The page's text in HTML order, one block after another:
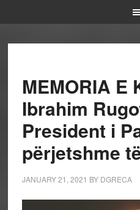
MEMORIA E
Ibrahim
President i
përjetshme
JANUARY 21, 2021 BY DGRECA